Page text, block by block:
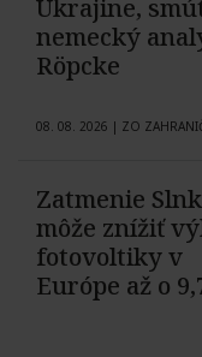
Ukrajine,
nemecký
Röpcke
08. 08. 2026 | ZO
Zatmenie
môže znížiť
fotovoltiky v
Európe až o